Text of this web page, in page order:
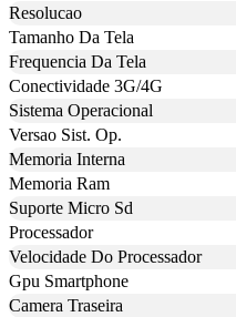
Resolucao
Tamanho Da Tela
Frequencia Da Tela
Conectividade 3G/4G
Sistema Operacional
Versao Sist. Op.
Memoria Interna
Memoria Ram
Suporte Micro Sd
Processador
Velocidade Do Processador
Gpu Smartphone
Camera Traseira